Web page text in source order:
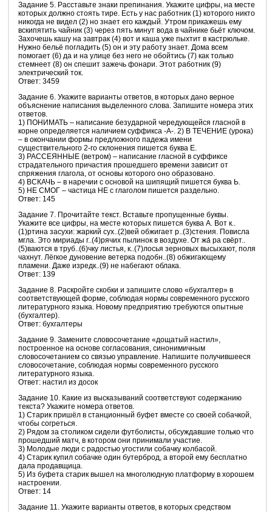
Задание 5. Расставьте знаки препинания. Укажите цифры, на месте
которых должно стоять тире. Есть у нас работник (1) которого никто
никогда не видел (2) но знает его каждый. Утром прикажешь ему
вскипятить чайник (3) через пять минут вода в чайнике бьёт ключом.
Захочешь кашу на завтрак (4) вот и каша уже пыхтит в кастрюльке.
Нужно бельё погладить (5) он и эту работу знает. Дома всем
помогает (6) да и на улице без него не обойтись (7) как только
стемнеет (8) он спешит зажечь фонари. Этот работник (9)
электрический ток.
Ответ: 3459
Задание 6. Укажите варианты ответов, в которых дано верное
объяснение написания выделенного слова. Запишите номера этих
ответов.
1) ПОНИМАТЬ – написание безударной чередующейся гласной в
корне определяется наличием суффикса -А-. 2) В ТЕЧЕНИЕ (урока)
– в окончании формы предложного падежа имени
существительного 2-го склонения пишется буква Е.
3) РАССЕЯННЫЕ (ветром) – написание гласной в суффиксе
страдательного причастия прошедшего времени зависит от
спряжения глагола, от основы которого оно образовано.
4) ВСКАЧЬ – в наречии с основой на шипящий пишется буква Ь.
5) НЕ СМОГ – частица НЕ с глаголом пишется раздельно.
Ответ: 145
Задание 7. Прочитайте текст. Вставьте пропущенные буквы.
Укажите все цифры, на месте которых пишется буква А. Вот к..
(1)ртина засухи: жаркий сух..(2)вей обжигает р..(3)стения. Повисла
мгла. Это мириады г..(4)рячих пылинок в воздухе. От жа́ ра свёрт..
(5)ваются в труб..(6)чку листья, к..(7)лосья зерновых высыхают, поля
чахнут. Лёгкое дуновение ветерка подобн..(8) обжигающему
пламени. Даже изредк..(9) не набегают облака.
Ответ: 139
Задание 8. Раскройте скобки и запишите слово «бухгалтер» в
соответствующей форме, соблюдая нормы современного русского
литературного языка. Новому предприятию требуются опытные
(бухгалтер).
Ответ: бухгалтеры
Задание 9. Замените словосочетание «дощатый настил»,
построенное на основе согласования, синонимичным
словосочетанием со связью управление. Напишите получившееся
словосочетание, соблюдая нормы современного русского
литературного языка.
Ответ: настил из досок
Задание 10. Какие из высказываний соответствуют содержанию
текста? Укажите номера ответов.
1) Старик пришёл в станционный буфет вместе со своей собачкой,
чтобы согреться.
2) Рядом за столиком сидели футболисты, обсуждавшие только что
прошедший матч, в котором они принимали участие.
3) Молодые люди с радостью угостили собачку колбасой.
4) Старик купил собачке один бутерброд, а второй ему бесплатно
дала продавщица.
5) Из буфета старик вышел на многолюдную платформу в хорошем
настроении.
Ответ: 14
Задание 11. Укажите варианты ответов, в которых средством